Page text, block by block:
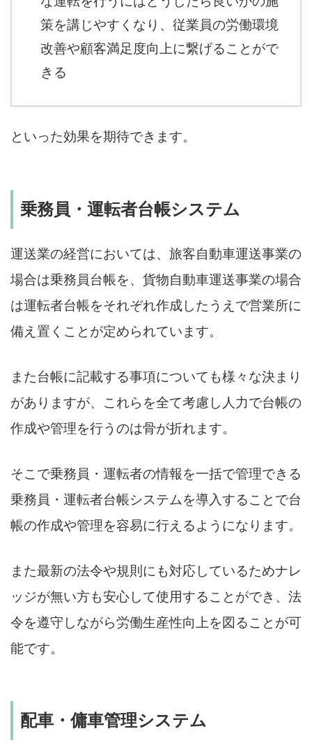
策を講じやすくなり、従業員の労働環境
改善や顧客満足度向上に繋げることがで
きる
といった効果を期待できます。
乗務員・運転者台帳システム
運送業の経営においては、旅客自動車運送事業の
場合は乗務員台帳を、貨物自動車運送事業の場合
は運転者台帳をそれぞれ作成したうえで営業所に
備え置くことが定められています。
また台帳に記載する事項についても様々な決まり
がありますが、これらを全て考慮し人力で台帳の
作成や管理を行うのは骨が折れます。
そこで乗務員・運転者の情報を一括で管理できる
乗務員・運転者台帳システムを導入することで台
帳の作成や管理を容易に行えるようになります。
また最新の法令や規則にも対応しているためナレ
ッジが無い方も安心して使用することができ、法
令を遵守しながら労働生産性向上を図ることが可
能です。
配車・傭車管理システム